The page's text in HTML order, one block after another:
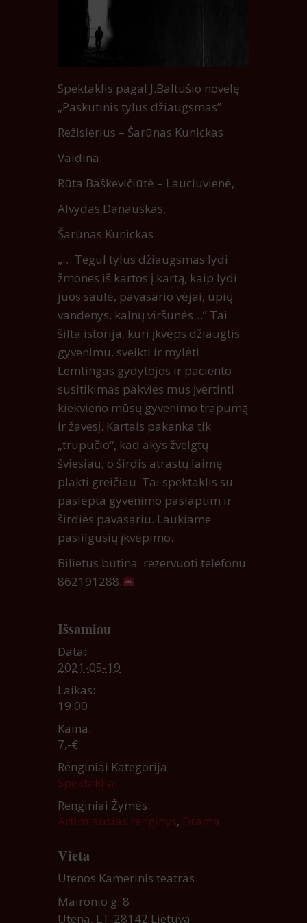
Spektaklis pagal J.Baltušio novelę
„Paskutinis tylus džiaugsmas”
Režisierius – Šarūnas Kunickas
Vaidina:
Rūta Baškevičiūtė – Lauciuvienė,
Alvydas Danauskas,
Šarūnas Kunickas
„… Tegul tylus džiaugsmas lydi
žmones iš kartos į kartą, kaip lydi
juos saulė, pavasario vėjai, upių
vandenys, kalnų viršūnės…“ Tai
šilta istorija, kuri įkvėps džiaugtis
gyvenimu, sveikti ir mylėti.
Lemtingas gydytojos ir paciento
susitikimas pakvies mus įvertinti
kiekvieno mūsų gyvenimo trapumą
ir žavesį. Kartais pakanka tik
„trupučio“, kad akys žvelgtų
šviesiau, o širdis atrastų laimę
plakti greičiau. Tai spektaklis su
paslėpta gyvenimo paslaptim ir
širdies pavasariu. Laukiame
pasiilgusių įkvėpimo.
Bilietus būtina rezervuoti telefonu
862191288.
Išsamiau
Data:
2021-05-19
Laikas:
19:00
Kaina:
7,-€
Renginiai Kategorija:
Spektakliai
Renginiai Žymės:
Artimiausias renginys, Drama
Vieta
Utenos Kamerinis teatras
Maironio g. 8
Utena, LT-28142 Lietuva